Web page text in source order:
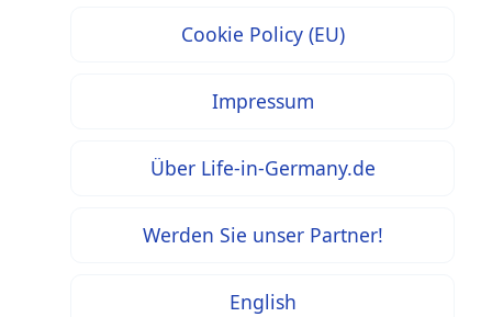
Cookie Policy (EU)
Impressum
Über Life-in-Germany.de
Werden Sie unser Partner!
English